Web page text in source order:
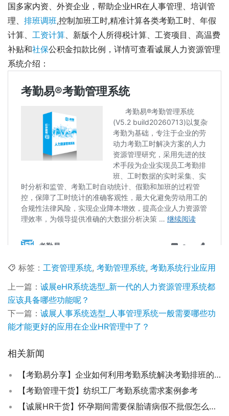
国多家内资、外资企业，帮助企业HR在人事管理、培训管
理、 排班调班,控制加班工时,精准计算各类考勤工时、年假
计算、 工资计算 、新版个人所得税计算、工资项目、高温费
补贴和社保公积金扣款比例，详情可查看诚展人力资源管理
系统介绍：
标签： 工资管理系统, 考勤管理系统, 考勤系统行业应用
上一篇： 诚展eHR系统选型_新一代的人力资源管理系统都
应该具备哪些功能呢？
下一篇： 诚展人事系统选型_人事管理系统一般需要哪些功
能才能更好的应用在企业HR管理中了？
相关新闻
【考勤易分享】企业如何利用考勤系统解决考勤排班的4大难题？
【考勤管理干货】纺织工厂考勤系统需求案例参考
【诚展HR干货】怀孕期间需要保胎请病假不批假怎么处理？